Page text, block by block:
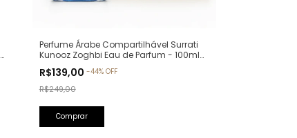
Perfume Árabe Compartilhável Surrati
Kunooz Zoghbi Eau de Parfum - 100ml
R$139,00 -44% OFF
R$249,00